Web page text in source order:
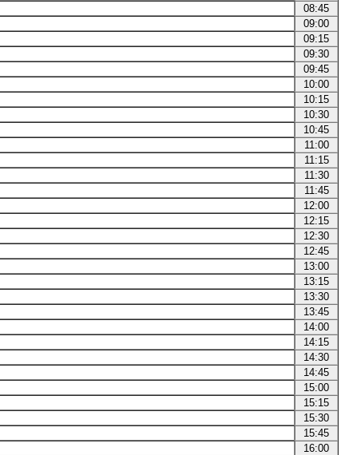
08:45
09:00
09:15
09:30
09:45
10:00
10:15
10:30
10:45
11:00
11:15
11:30
11:45
12:00
12:15
12:30
12:45
13:00
13:15
13:30
13:45
14:00
14:15
14:30
14:45
15:00
15:15
15:30
15:45
16:00